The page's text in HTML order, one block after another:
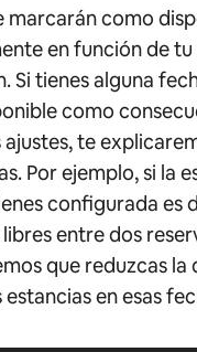
marcarán como
en función de tu
Si tienes alguna
como
te
Por ejemplo, si la
configurada es
entre dos
que reduzcas la
en esas